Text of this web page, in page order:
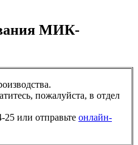
МИК-
пожалуйста, в отдел
25 или отправьте онлайн-